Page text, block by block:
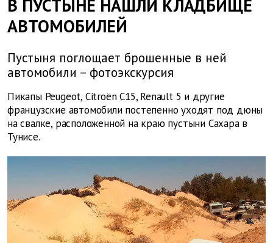
В ПУСТЫНЕ НАШЛИ КЛАДБИЩЕ
АВТОМОБИЛЕЙ
Пустыня поглощает брошенные в ней
автомобили – фотоэкскурсия
Пикапы Peugeot, Citroën C15, Renault 5 и другие
французские автомобили постепенно уходят под дюны
на свалке, расположенной на краю пустыни Сахара в
Тунисе.